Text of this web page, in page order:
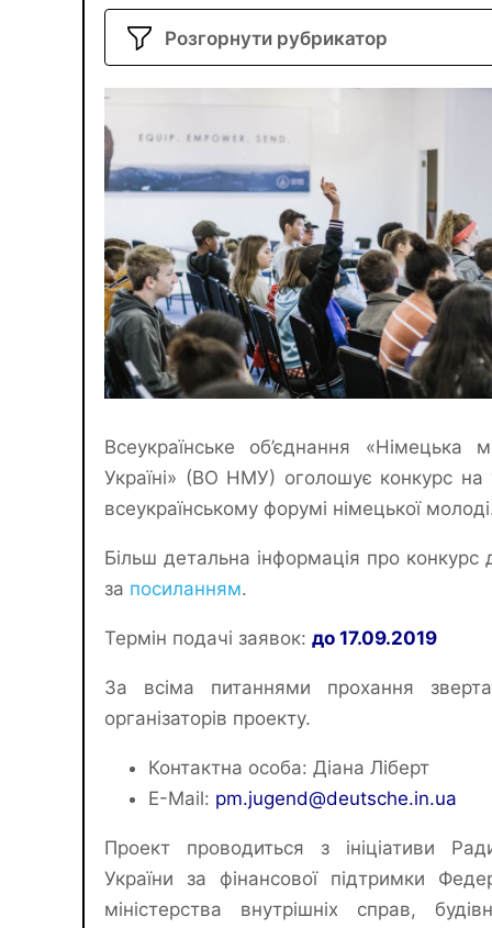
Розгорнути рубрикатор
Всеукраїнське об’єднання «Німецька
Україні» (ВО НМУ) оголошує конкурс на
всеукраїнському форумі німецької
Більш детальна інформація про конкурс
за посиланням.
Термін подачі заявок: до 17.09.2019
За всіма питаннями прохання
організаторів проекту.
Контактна особа: Діана Ліберт
E-Mail: pm.jugend@deutsche.in.ua
Проект проводиться з ініціативи
України за фінансової підтримки
міністерства внутрішніх справ,